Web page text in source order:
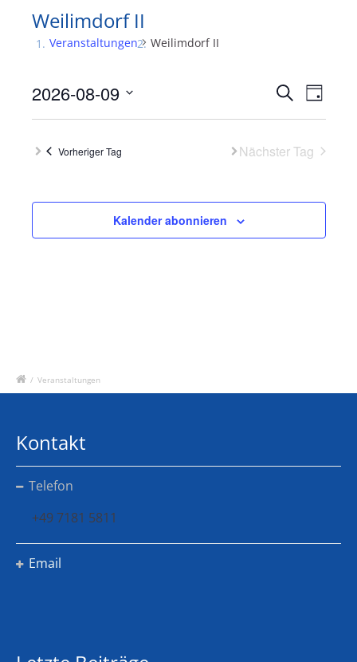
Weilimdorf II
Veranstaltungen Weilimdorf II
Suche
und
SucheTag
2026-08-09
Datum
Vorheriger Tag Nächster Tag
Kalender abonnieren
/ Veranstaltungen
Kontakt
Telefon
+49 7181 5811
Email